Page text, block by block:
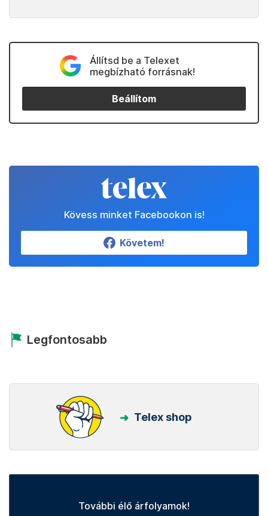
Állítsd be a Telexet
megbízható forrásnak!
Beállítom
Kövess minket Facebookon is!
Követem!
Legfontosabb
Telex shop
További élő árfolyamok!